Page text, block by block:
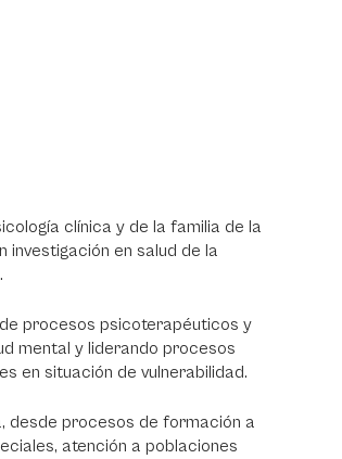
clínica y de la familia de la
investigación en salud de la
procesos psicoterapéuticos y
mental y liderando procesos
en situación de vulnerabilidad.
desde procesos de formación a
atención a poblaciones